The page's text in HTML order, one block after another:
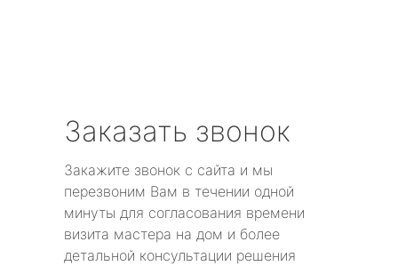
Заказать звонок
Закажите звонок с сайта и мы
перезвоним Вам в течении одной
минуты для согласования времени
визита мастера на дом и более
детальной консультации решения